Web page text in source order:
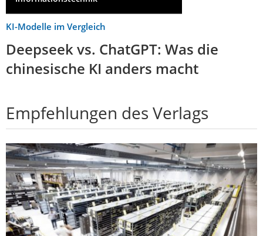
KI-Modelle im Vergleich
Deepseek vs. ChatGPT: Was die
chinesische KI anders macht
Empfehlungen des Verlags